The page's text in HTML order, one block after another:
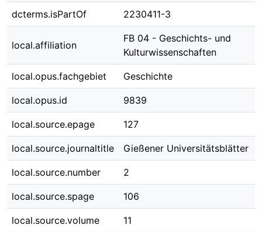
dcterms.isPartOf 2230411-3
local.affiliation
FB 04 - Geschichts- und
Kulturwissenschaften
local.opus.fachgebiet Geschichte
local.opus.id 9839
local.source.epage 127
local.source.journaltitle Gießener Universitätsblätter
local.source.number 2
local.source.spage 106
local.source.volume 11